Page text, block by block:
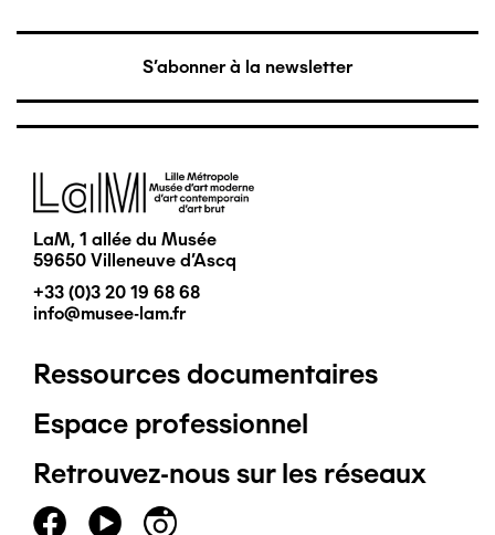
S'abonner à la newsletter
Image
LaM, 1 allée du Musée
59650 Villeneuve d'Ascq
+33 (0)3 20 19 68 68
info@musee-lam.fr
Pied
de
page
Ressources documentaires
Espace professionnel
Retrouvez-nous sur les réseaux